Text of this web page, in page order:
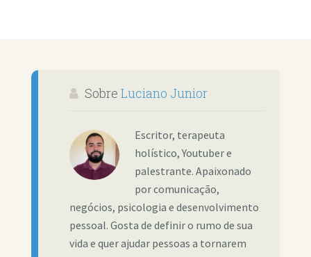
Sobre Luciano Junior
Escritor, terapeuta
holístico, Youtuber e
palestrante. Apaixonado
por comunicação,
negócios, psicologia e desenvolvimento
pessoal. Gosta de definir o rumo de sua
vida e quer ajudar pessoas a tornarem